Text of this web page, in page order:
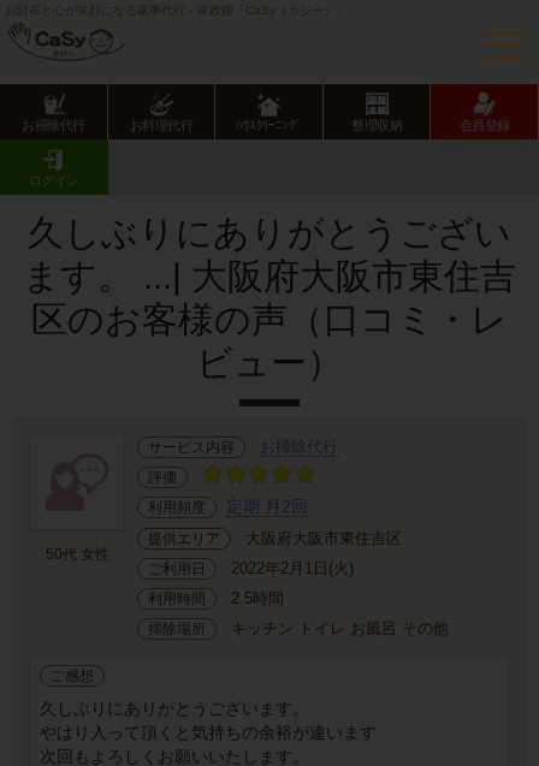
お財布と心が笑顔になる家事代行・家政婦「CaSy（カジー）」
お掃除代行 お料理代行 ﾊｳｽｸﾘｰﾆﾝｸﾞ 整理収納 会員登録
ログイン
CaSy TOP
お客様の声･口コミ詳細
久しぶりにありがとうござい
ます。 ...| 大阪府大阪市東住吉
区のお客様の声（口コミ・レ
ビュー）
50代 女性
サービス内容 お掃除代行
評価
利用頻度
定期 月2回
提供エリア 大阪府大阪市東住吉区
ご利用日 2022年2月1日(火)
利用時間 2.5時間
掃除場所 キッチン トイレ お風呂 その他
ご感想
久しぶりにありがとうございます。
やはり入って頂くと気持ちの余裕が違います
次回もよろしくお願いいたします。